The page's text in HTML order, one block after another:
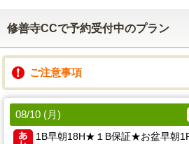
修善寺CCで予約受付中のプラン
ご注意事項
08/10 (月)
1B早朝18H★１B保証★お盆早朝